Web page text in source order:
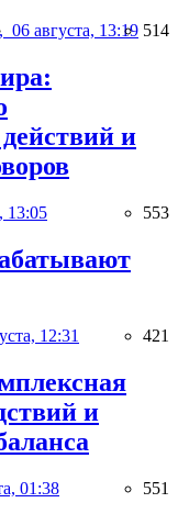
06 августа, 13:19 514
и
13:05 553
12:31 421
и
01:38 551